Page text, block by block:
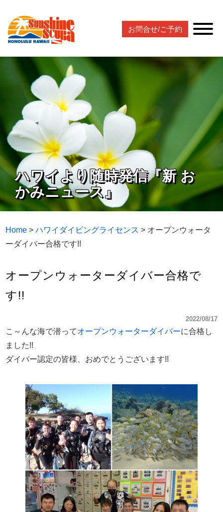
お問合せ/ご予約
ハワイより随時発信『新 お
かみニュース』
Home >ハワイダイビングライセンス > オープンウォータ
ーダイバー合格です!!
オープンウォーターダイバー合格で
す!!
2022/08/17
こ～んな海で潜ってオープンウォーターダイバーに合格し
ました!!
ダイバー認定の皆様、おめでとうございます!!